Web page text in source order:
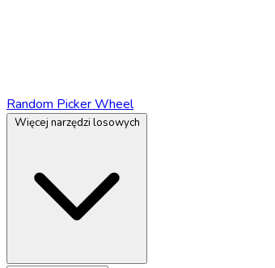
Random Picker Wheel